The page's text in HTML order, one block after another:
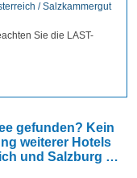
/ Salzkammergut
Sie die LAST-
gefunden? Kein
weiterer Hotels
und Salzburg …